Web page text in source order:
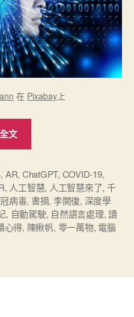
在 Pixabay 上
文
書
摘”
, AR, ChatGPT, COVID-19,
, 人工智慧, 人工智慧來了, 千
病毒, 書摘, 李開復, 深度學
, 自動駕駛, 自然語言處理,讀
心得, 陳楸帆, 零一萬物, 電腦